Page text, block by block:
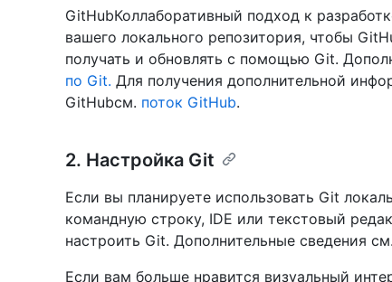
GitHubКоллаборативный подход к
вашего локального репозитория, чтобы
получать и обновлять с помощью Git.
по Git. Для получения дополнительной
GitHubсм. поток GitHub.
2. Настройка Git
Если вы планируете использовать Git
командную строку, IDE или текстовый
настроить Git. Дополнительные сведения
Если вам больше нравится визуальный